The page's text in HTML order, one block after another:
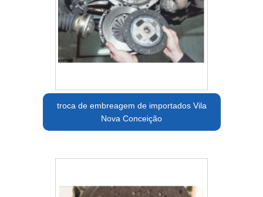
troca de embreagem de importados Vila
Nova Conceição